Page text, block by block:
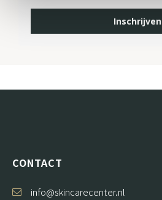
Inschrijven
CONTACT
info@skincarecenter.nl